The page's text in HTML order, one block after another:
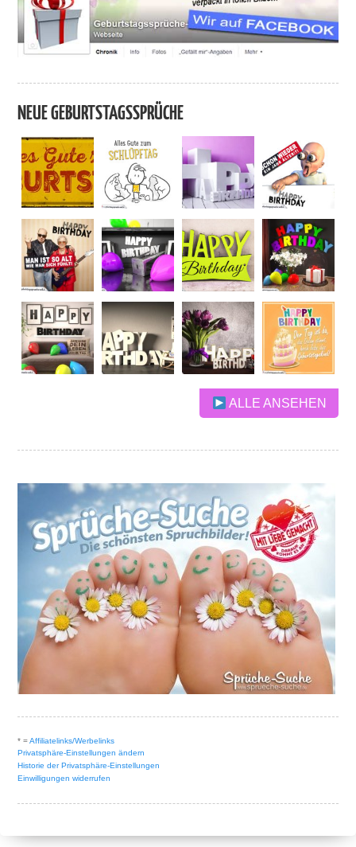
NEUE GEBURTSTAGSSPRÜCHE
ALLE ANSEHEN
* =Affiliatelinks/Werbelinks
Privatsphäre-Einstellungen ändern
Historie der Privatsphäre-Einstellungen
Einwilligungen widerrufen